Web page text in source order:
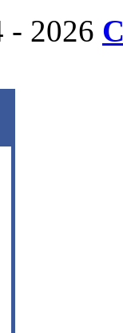
- 2026